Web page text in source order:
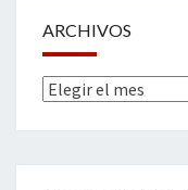
ARCHIVOS
Archivos